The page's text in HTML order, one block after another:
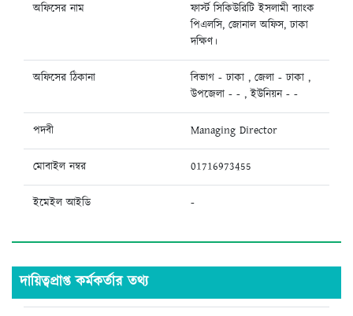
অফিসের নাম
ফার্স্ট সিকিউরিটি ইসলামী ব্যাংক
পিএলসি, জোনাল অফিস, ঢাকা
দক্ষিণ।
অফিসের ঠিকানা
বিভাগ - ঢাকা , জেলা - ঢাকা ,
উপজেলা - - , ইউনিয়ন - -
পদবী Managing Director
মোবাইল নম্বর 01716973455
ইমেইল আইডি -
দায়িত্বপ্রাপ্ত কর্মকর্তার তথ্য